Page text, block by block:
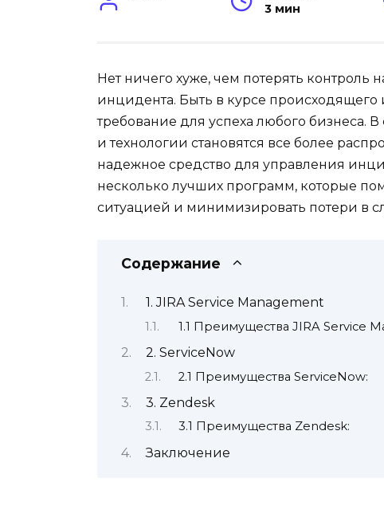
3 мин
Нет ничего хуже, чем потерять
инцидента. Быть в курсе происходящего
требование для успеха любого бизнеса.
и технологии становятся все более
надежное средство для управления
несколько лучших программ, которые
ситуацией и минимизировать потери в
Содержание
1. JIRA Service Management
1.1 Преимущества JIRA Service
2. ServiceNow
2.1 Преимущества ServiceNow:
3. Zendesk
3.1 Преимущества Zendesk:
Заключение